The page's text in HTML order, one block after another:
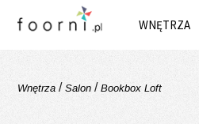
WNĘTRZA
Wnętrza / Salon / Bookbox Loft